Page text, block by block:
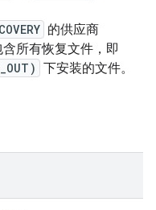
的供应商
所有恢复文件，即
下安装的文件。